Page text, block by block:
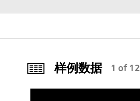
样例数据 1 of 12